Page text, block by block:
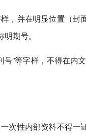
，并在明显位置（封
期号。
号”等字样，不得在内
次性内部资料不得一